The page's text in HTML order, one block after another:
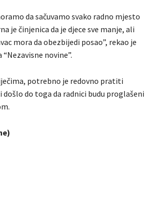
da sačuvamo svako radno mjesto
je činjenica da je djece sve manje, ali
mora da obezbijedi posao”, rekao je
novine”.
potrebno je redovno pratiti
došlo do toga da radnici budu proglašeni